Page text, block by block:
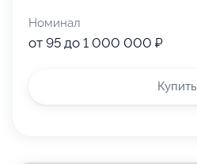
Номинал
от 95 до 1 000 000 ₽
Купить